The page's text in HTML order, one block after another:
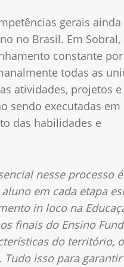
gerais ainda
no Brasil. Em Sobral,
constante
todas as
atividades, projetos e
sendo executadas em
das habilidades e
nesse processo
em cada etapa
in loco na
finais do Ensino
do território,
isso para garantir